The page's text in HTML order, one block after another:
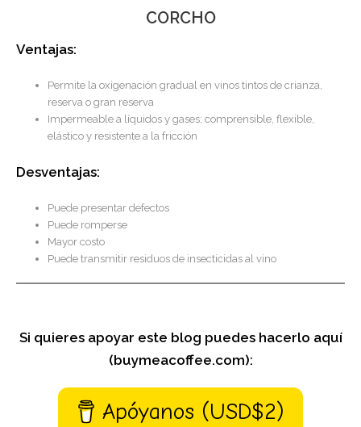
CORCHO
Ventajas:
Permite la oxigenación gradual en vinos tintos de crianza,
reserva o gran reserva
Impermeable a líquidos y gases; comprensible, flexible,
elástico y resistente a la fricción
Desventajas:
Puede presentar defectos
Puede romperse
Mayor costo
Puede transmitir residuos de insecticidas al vino
Si quieres apoyar este blog puedes hacerlo aquí
(buymeacoffee.com):
Apóyanos (USD$2)